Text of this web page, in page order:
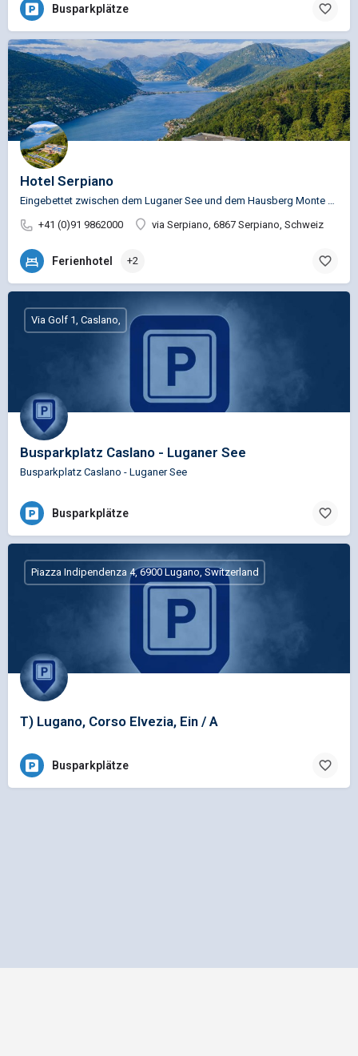
Busparkplätze
Hotel Serpiano
+41 (0)91 9862000
via Serpiano, 6867 Serpiano, Schweiz
Ferienhotel +2
Busparkplatz Caslano - Luganer See
Busparkplatz Caslano - Luganer See
Via Golf 1, Caslano,
Busparkplätze
T) Lugano, Corso Elvezia, Ein / A
Piazza Indipendenza 4, 6900 Lugano, Switzerland
Busparkplätze